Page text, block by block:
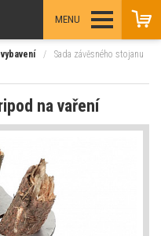
MENU
/
Sada závěsného stojanu
na vaření